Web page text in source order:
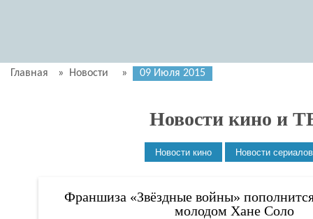
Главная » Новости » 09 Июля 2015
Новости кино и
Франшиза «Звёздные войны»
молодом Хане Соло